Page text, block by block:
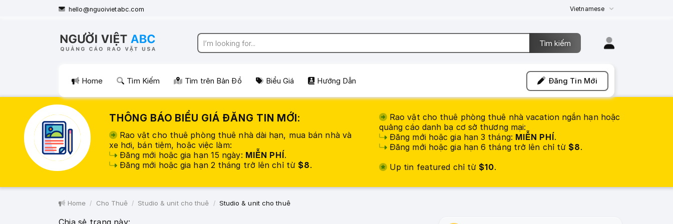
hello@nguoivietabc.com Vietnamese
Home Tìm Kiếm Tìm trên Bản Đồ Biểu Giá Hướng Dẫn Đăng Tin Mới
THÔNG BÁO BIỂU GIÁ ĐĂNG TIN MỚI:
Rao vặt cho thuê phòng thuê nhà dài hạn, mua bán nhà và
xe hơi, bán tiệm, hoặc việc làm:
Đăng mới hoặc gia hạn 15 ngày: MIỄN PHÍ.
Đăng mới hoặc gia hạn 2 tháng trở lên chỉ từ $8.
Rao vặt cho thuê phòng thuê nhà vacation ngắn hạn hoặc
quảng cáo danh bạ cơ sở thương mại:
Đăng mới hoặc gia hạn 3 tháng: MIỄN PHÍ.
Đăng mới hoặc gia hạn 6 tháng trở lên chỉ từ $8.
Up tin featured chỉ từ $10.
Home Cho Thuê Studio & unit cho thuê Studio & unit cho thuê
Chia sẻ trang này: